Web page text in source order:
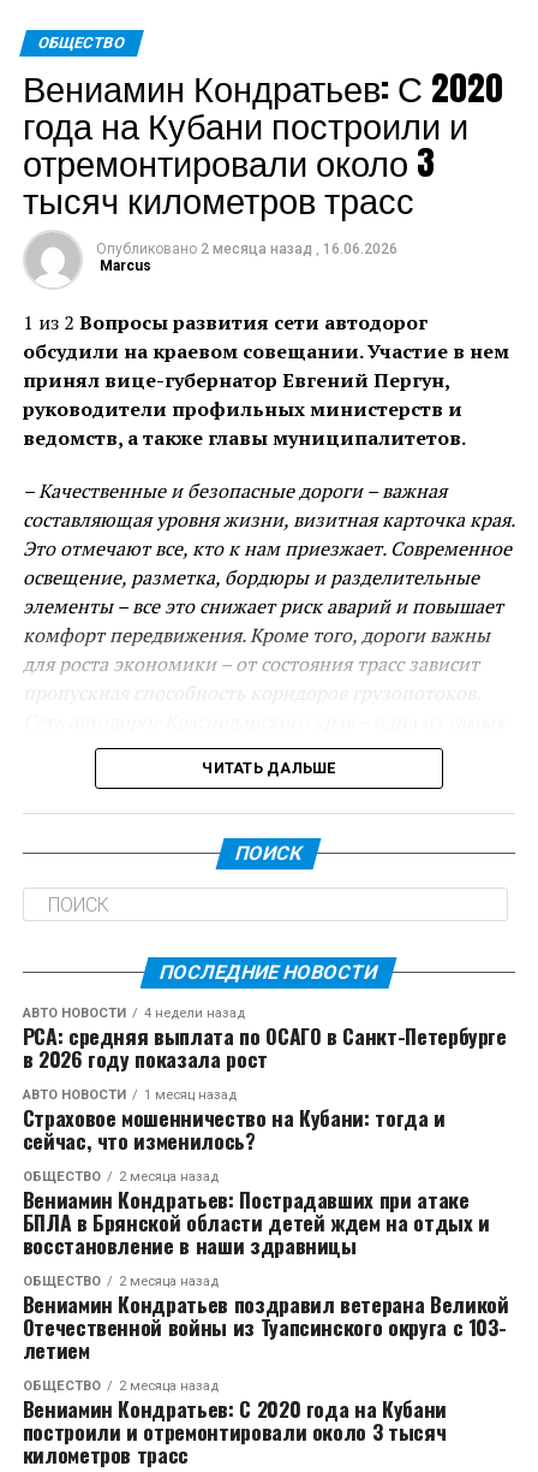
Глава региона пожелал ветерану крепкого здоровья
и благополучия.
Пресс-служба администрации Краснодарского края
Теги: Губернатор
Источник:admkrai.krasnodar.ru
ОБЩЕСТВО
Вениамин Кондратьев: С 2020
года на Кубани построили и
отремонтировали около 3
тысяч километров трасс
Опубликовано 2 месяца назад , 16.06.2026
Marcus
1 из 2 Вопросы развития сети автодорог
обсудили на краевом совещании. Участие в нем
принял вице-губернатор Евгений Пергун,
руководители профильных министерств и
ведомств, а также главы муниципалитетов.
– Качественные и безопасные дороги – важная
составляющая уровня жизни, визитная карточка края.
Это отмечают все, кто к нам приезжает. Современное
освещение, разметка, бордюры и разделительные
элементы – все это снижает риск аварий и повышает
комфорт передвижения. Кроме того, дороги важны
для роста экономики – от состояния трасс зависит
пропускная способность коридоров грузопотоков.
протяженных в стране, более 43 тысяч километров. С
2020 года построено и отремонтировано около 3
тысяч километров трасс. В этом году, несмотря на
непростую экономическую ситуацию, объем
дорожного фонда составляет 64 миллиарда рублей. В
дальнейшем необходимо продолжать строительство
и реконструкцию: в планах – новые обходы, в том
числе станицы Ленинградской и города Тимашевска,
а также другие важные проекты, – сказал Вениамин
Кондратьев.
Евгений Пергун рассказал о ремонте региональных
дорог. С 2020 по 2026 год построили и
реконструировали 67 км краевых трасс, 2,5 км
мостов и путепроводов.
– Строительство обходов станицы Ленинградской и
города Тимашевска – это наш региональный вклад в
опорную дорожную сеть. Обход Тимашевска на
стадии 70 процентов готовности, полностью
планируем завершить объект в 2027 году, – доложил
Евгений Пергун.
Как сообщил врио министра транспорта и
дорожного хозяйства края Юрий Савенко, в 2026
году планируется завершить строительство и
ЧИТАТЬ ДАЛЬШЕ
ПОИСК
ПОСЛЕДНИЕ НОВОСТИ
АВТО НОВОСТИ 4 недели назад
РСА: средняя выплата по ОСАГО в Санкт-Петербурге
в 2026 году показала рост
АВТО НОВОСТИ 1 месяц назад
Страховое мошенничество на Кубани: тогда и
сейчас, что изменилось?
ОБЩЕСТВО 2 месяца назад
Вениамин Кондратьев: Пострадавших при атаке
БПЛА в Брянской области детей ждем на отдых и
восстановление в наши здравницы
ОБЩЕСТВО 2 месяца назад
Вениамин Кондратьев поздравил ветерана Великой
Отечественной войны из Туапсинского округа с 103-
летием
ОБЩЕСТВО 2 месяца назад
Вениамин Кондратьев: С 2020 года на Кубани
построили и отремонтировали около 3 тысяч
километров трасс